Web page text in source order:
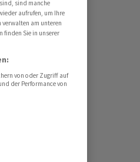
sind manche
aufrufen, um Ihre
am unteren
finden Sie in unserer
von oder Zugriff auf
der Performance von